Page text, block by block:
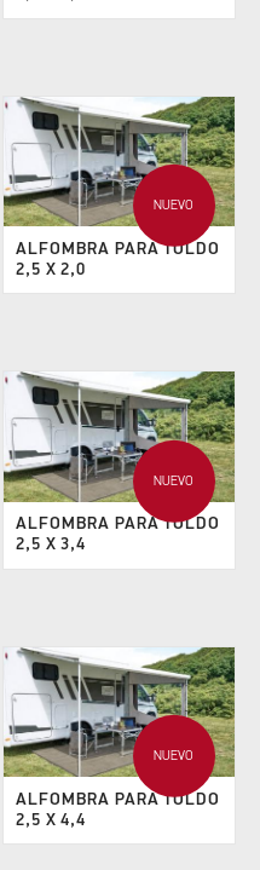
NUEVO
ALFOMBRA PARA TOLDO
2,5 X 2,0
NUEVO
ALFOMBRA PARA TOLDO
2,5 X 3,4
NUEVO
ALFOMBRA PARA TOLDO
2,5 X 4,4